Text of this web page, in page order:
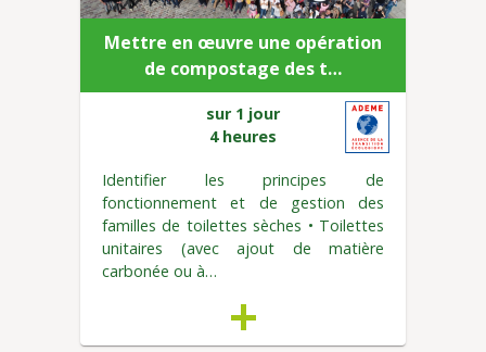
Mettre en œuvre une opération
de compostage des t…
sur 1 jour
4 heures
Identifier les principes de
fonctionnement et de gestion des
familles de toilettes sèches • Toilettes
unitaires (avec ajout de matière
carbonée ou à…
+